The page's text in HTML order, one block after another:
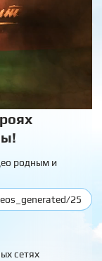
родным и
сетях